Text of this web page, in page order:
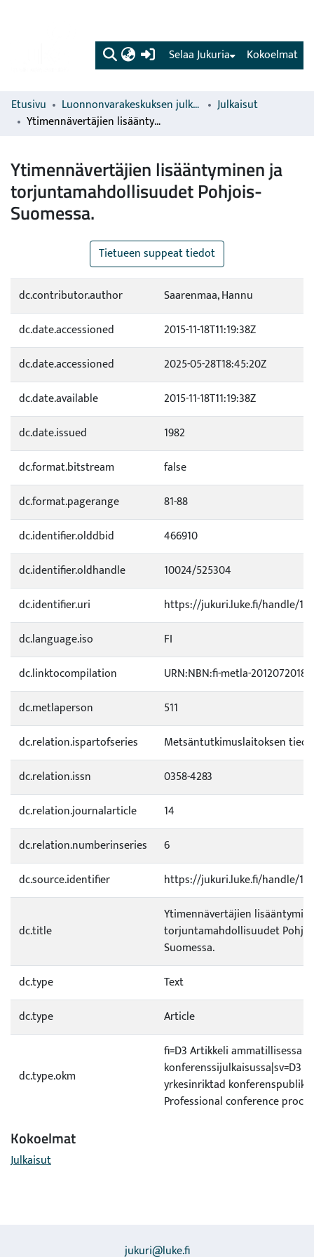
(current) Kokoelmat
Selaa Jukuria
Etusivu Luonnonvarakeskuksen julkaisut
Julkaisut
Ytimennävertäjien lisääntyminen ja torjuntamahdollisuudet Pohjois-Suomessa.
Ytimennävertäjien lisääntyminen ja
torjuntamahdollisuudet Pohjois-
Suomessa.
Tietueen suppeat tiedot
dc.contributor.author
Saarenmaa, Hannu
dc.date.accessioned
2015-11-18T11:19:38Z
dc.date.accessioned
2025-05-28T18:45:20Z
dc.date.available
2015-11-18T11:19:38Z
dc.date.issued
1982
dc.format.bitstream
false
dc.format.pagerange
81-88
dc.identifier.olddbid
466910
dc.identifier.oldhandle
10024/525304
dc.identifier.uri
https://jukuri.luke.fi/handle/
dc.language.iso
FI
dc.linktocompilation
URN:NBN:fi-metla-
dc.metlaperson
511
dc.relation.ispartofseries
Metsäntutkimuslaitoksen
dc.relation.issn
0358-4283
dc.relation.journalarticle
14
dc.relation.numberinseries
6
dc.source.identifier
https://jukuri.luke.fi/handle/
dc.title
Ytimennävertäjien
torjuntamahdollisuudet
Suomessa.
dc.type
Text
dc.type
Article
dc.type.okm
fi=D3 Artikkeli ammatillisessa
konferenssijulkaisussa|sv=D3
yrkesinriktad
Professional conference
Kokoelmat
Julkaisut
jukuri@luke.fi